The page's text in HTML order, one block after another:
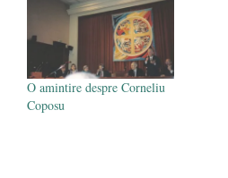
O amintire despre Corneliu
Coposu